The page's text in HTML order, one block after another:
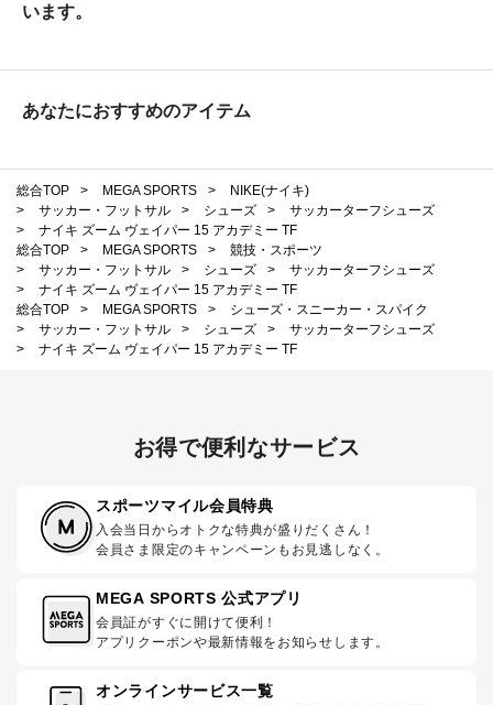
います。
あなたにおすすめのアイテム
総合TOP > MEGA SPORTS >
NIKE(ナイキ)
>
サッカー・フットサル > シューズ >
サッカーターフシューズ
>
ナイキ ズーム ヴェイパー 15 アカデミー TF
総合TOP
> MEGA SPORTS >
競技・スポーツ
>
サッカー・フットサル > シューズ >
サッカーターフシューズ
>
ナイキ ズーム ヴェイパー 15 アカデミー TF
総合TOP
> MEGA SPORTS >
シューズ・スニーカー・スパイク
>
サッカー・フットサル > シューズ >
サッカーターフシューズ
>
ナイキ ズーム ヴェイパー 15 アカデミー TF
お得で便利なサービス
スポーツマイル会員特典
入会当日からオトクな特典が盛りだくさん！
会員さま限定のキャンペーンもお見逃しなく。
MEGA SPORTS 公式アプリ
会員証がすぐに開けて便利！
アプリクーポンや最新情報をお知らせします。
オンラインサービス一覧